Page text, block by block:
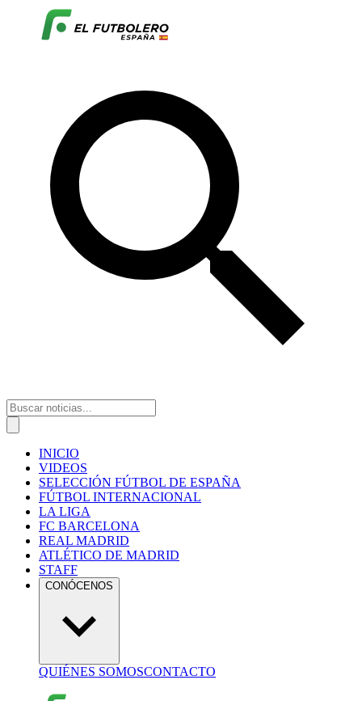
INICIO
VIDEOS
SELECCIÓN FÚTBOL DE ESPAÑA
FÚTBOL INTERNACIONAL
LA LIGA
FC BARCELONA
REAL MADRID
ATLÉTICO DE MADRID
STAFF
CONÓCENOS
QUIÉNES SOMOSCONTACTO